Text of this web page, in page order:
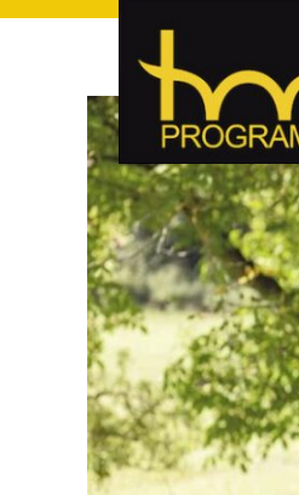
hof-
hof-programm – das